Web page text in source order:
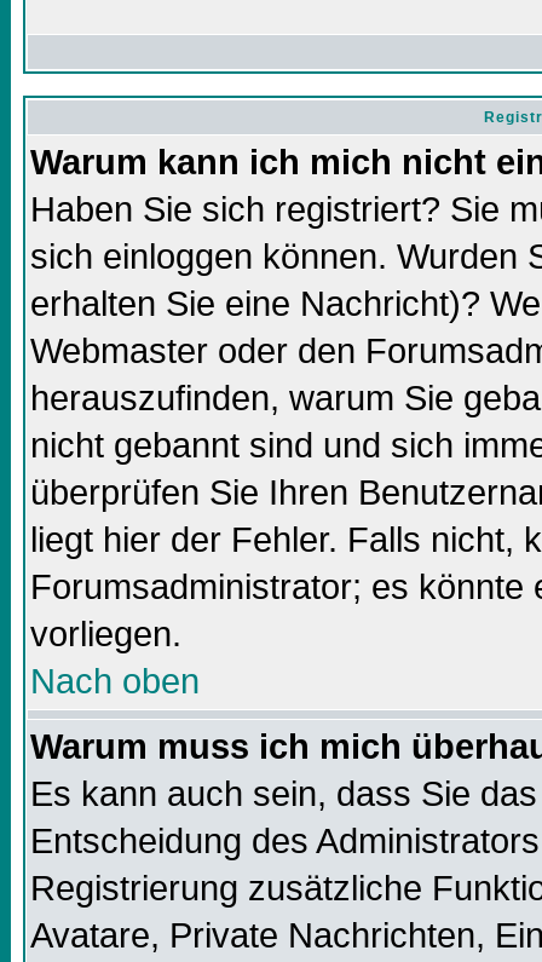
Warum kann ich mich nicht
Haben Sie sich registriert? Sie
sich einloggen können. Wurden
erhalten Sie eine Nachricht)?
Webmaster oder den
herauszufinden, warum Sie
nicht gebannt sind und sich
überprüfen Sie Ihren
liegt hier der Fehler. Falls nicht,
Forumsadministrator; es
vorliegen.
Nach oben
Warum muss ich mich
Es kann auch sein, dass Sie
Entscheidung des
Registrierung zusätzliche
Avatare, Private Nachrichten,